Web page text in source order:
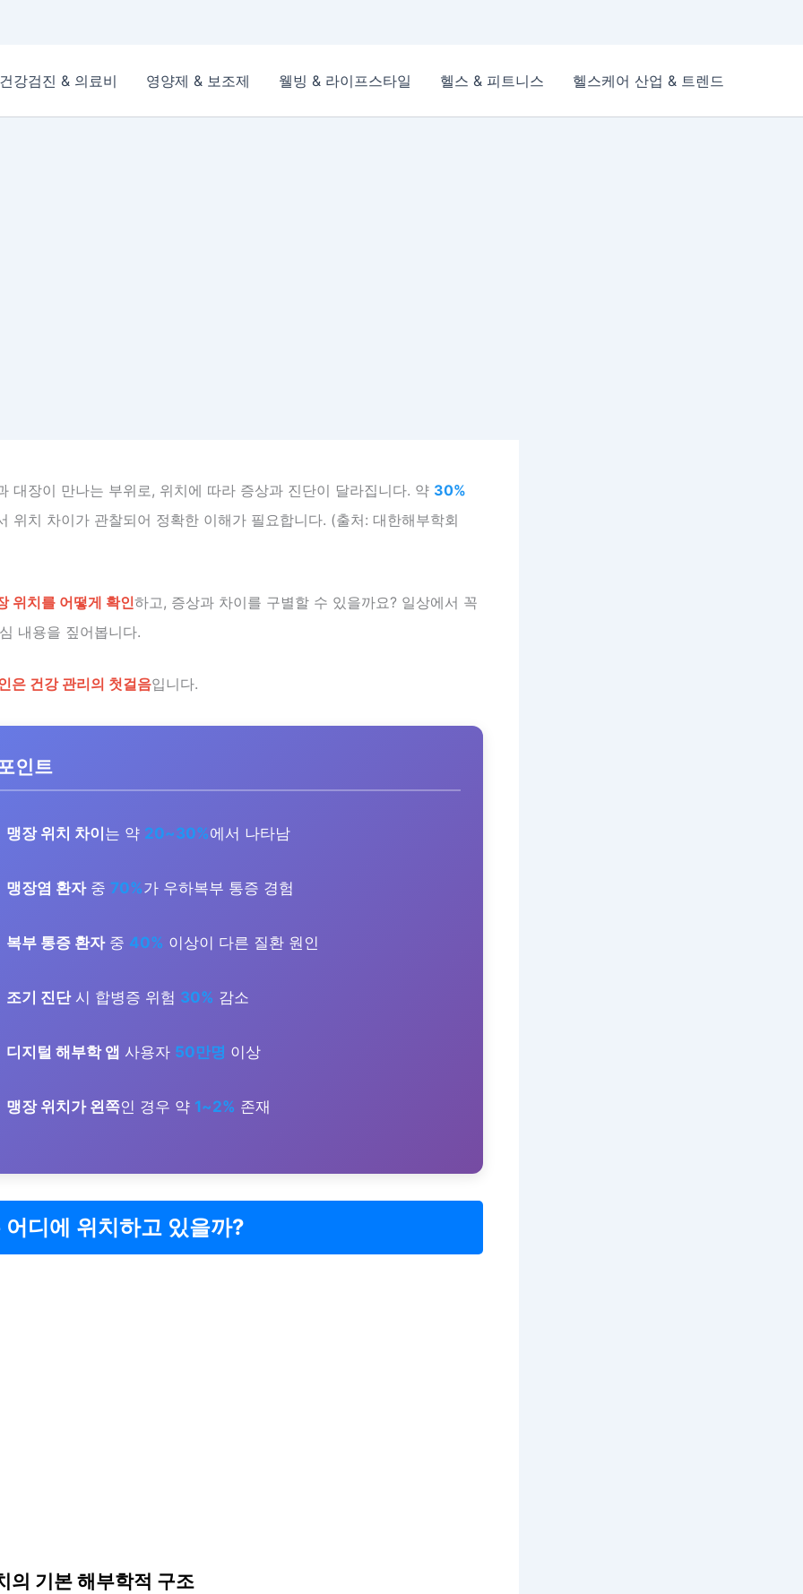
건강검진 & 의료비 영양제 & 보조제 웰빙 & 라이프스타일 헬스 & 피트니스 헬스케어 산업 & 트렌드
대장이 만나는 부위로, 위치에 따라 증상과 진단이 달라집니다. 약 30%
위치 차이가 관찰되어 정확한 이해가 필요합니다. (출처: 대한해부학회
위치를 어떻게 확인하고, 증상과 차이를 구별할 수 있을까요? 일상에서 꼭
내용을 짚어봅니다.
은 건강 관리의 첫걸음입니다.
인트
맹장 위치 차이 는 약 20~30%에서 나타남
맹장염 환자중 70%가 우하복부 통증 경험
복부 통증 환자중 40% 이상이 다른 질환 원인
조기 진단시 합병증 위험 30% 감소
디지털 해부학 앱 사용자 50만명 이상
맹장 위치가 왼쪽인 경우 약 1~2% 존재
어디에 위치하고 있을까?
의 기본 해부학적 구조